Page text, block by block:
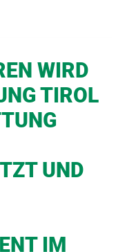
WIRD
TIROL
UND
IM